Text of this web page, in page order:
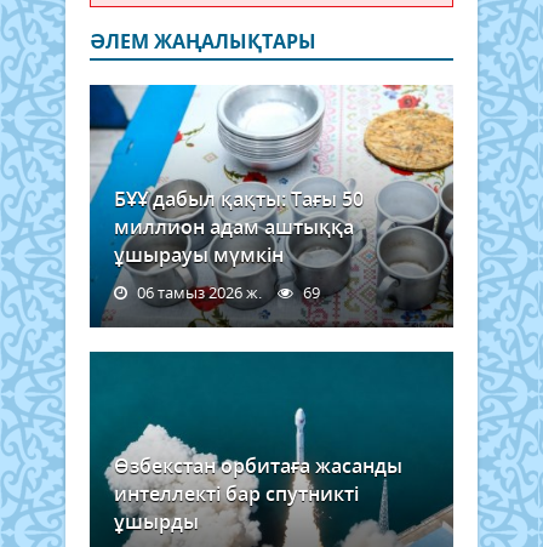
ӘЛЕМ ЖАҢАЛЫҚТАРЫ
БҰҰ дабыл қақты: Тағы 50
миллион адам аштыққа
ұшырауы мүмкін
06 тамыз 2026 ж. 69
Өзбекстан орбитаға жасанды
интеллекті бар спутникті
ұшырды